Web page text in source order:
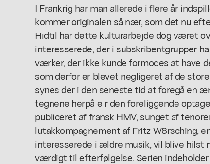
I Frankrig har man allerede i flere år
kommer originalen så nær, som det nu
Hidtil har dette kulturarbejde dog været
interesserede, der i subskribentgrupper
værker, der ikke kunde formodes at have
som derfor er blevet negligeret af de
synes der i den seneste tid at foregå en
tegnene herpå e r den foreliggende
publiceret af fransk HMV, sunget af
lutakkompagnement af Fritz W8rsching,
interesserede i ældre musik, vil blive hilst
værdigt til efterfølgelse. Serien